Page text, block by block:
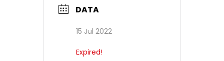
DATA
15 Jul 2022
Expired!